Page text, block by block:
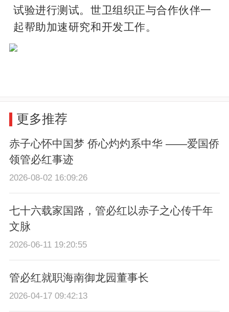
试验进行测试。世卫组织正与合作伙伴一
起帮助加速研究和开发工作。
更多推荐
赤子心怀中国梦 侨心灼灼系中华 ——爱国侨
领管必红事迹
2026-08-02 16:09:26
七十六载家国路，管必红以赤子之心传千年
文脉
2026-06-11 19:20:55
管必红就职海南御龙园董事长
2026-04-17 09:42:13